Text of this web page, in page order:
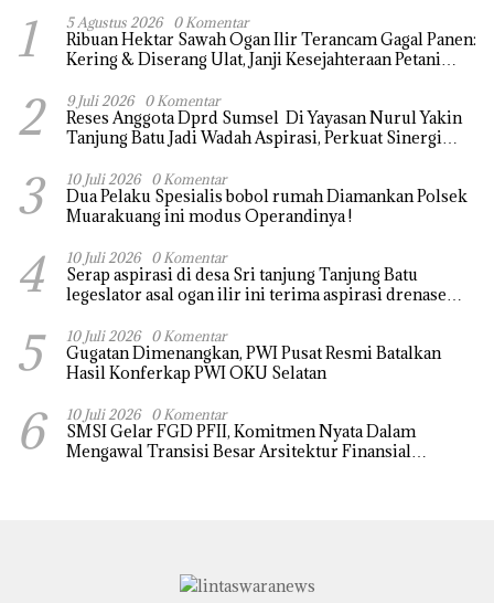
1 5 Agustus 2026 0 Komentar
Ribuan Hektar Sawah Ogan Ilir Terancam Gagal Panen:
Kering & Diserang Ulat, Janji Kesejahteraan Petani
2 9 Juli 2026 0 Komentar
Reses Anggota Dprd Sumsel Di Yayasan Nurul Yakin
Tanjung Batu Jadi Wadah Aspirasi, Perkuat Sinergi
3 10 Juli 2026 0 Komentar
Dua Pelaku Spesialis bobol rumah Diamankan Polsek
Muarakuang ini modus Operandinya !
4 10 Juli 2026 0 Komentar
Serap aspirasi di desa Sri tanjung Tanjung Batu
legeslator asal ogan ilir ini terima aspirasi drenase
hujan
5 10 Juli 2026 0 Komentar
Gugatan Dimenangkan, PWI Pusat Resmi Batalkan
Hasil Konferkap PWI OKU Selatan
6 10 Juli 2026 0 Komentar
SMSI Gelar FGD PFII, Komitmen Nyata Dalam
Mengawal Transisi Besar Arsitektur Finansial